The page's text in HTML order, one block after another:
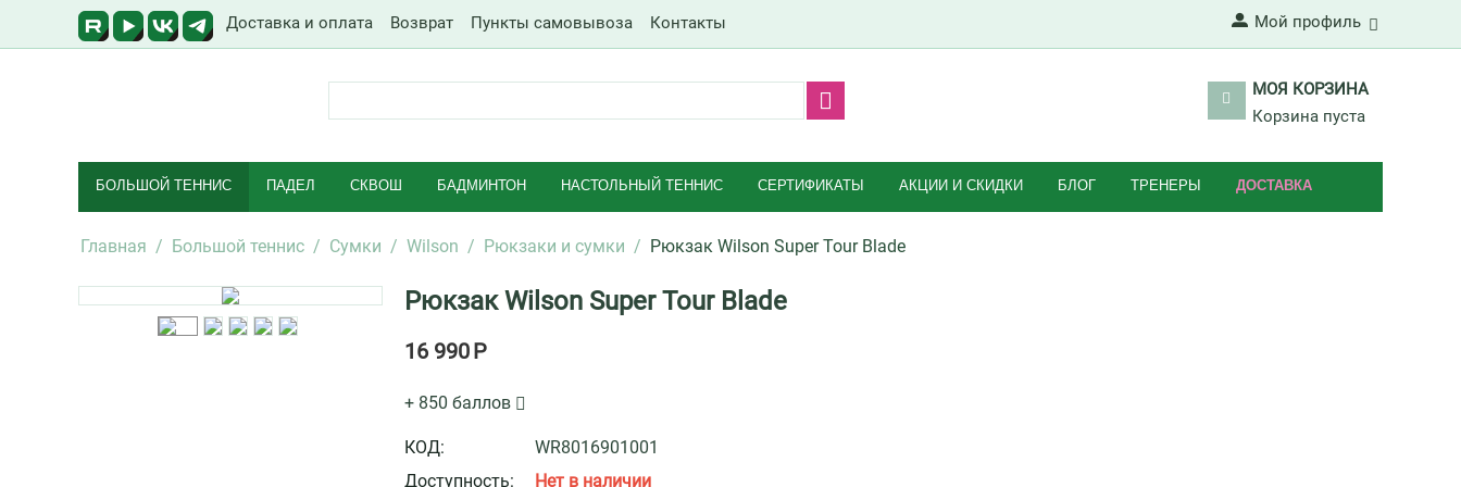
Доставка и оплата Возврат Пункты самовывоза Контакты Мой профиль
МОЯ КОРЗИНА
Корзина пуста
БОЛЬШОЙ ТЕННИС ПАДЕЛ СКВОШ БАДМИНТОН НАСТОЛЬНЫЙ ТЕННИС СЕРТИФИКАТЫ АКЦИИ И СКИДКИ БЛОГ ТРЕНЕРЫ ДОСТАВКА
Главная / Большой теннис / Сумки / Wilson / Рюкзаки и сумки / Рюкзак Wilson Super Tour Blade
Рюкзак Wilson Super Tour Blade
16 990Р
+ 850 баллов
КОД:
WR8016901001
Доступность:
Нет в наличии